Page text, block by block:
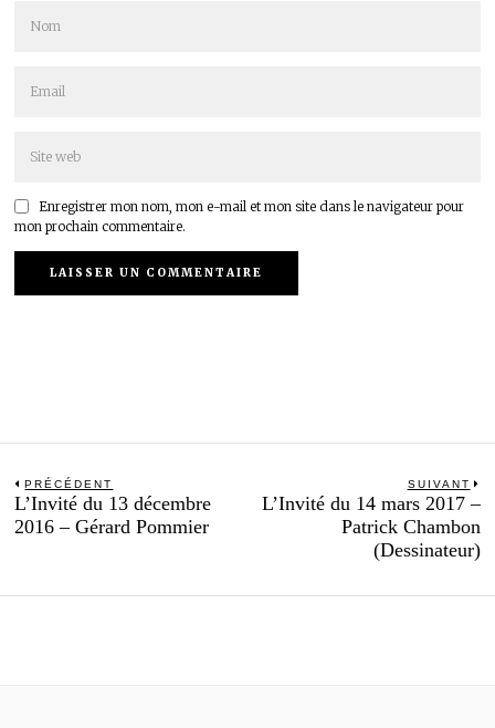
Enregistrer mon nom, mon e-mail et mon site dans le navigateur pour
mon prochain commentaire.
Navigation
de
l’article
PRÉCÉDENT
Previous
post:
L’Invité du 13 décembre
2016 – Gérard Pommier
SUIVANT
L’Invité du 14 mars 2017 –
Patrick Chambon
(Dessinateur)